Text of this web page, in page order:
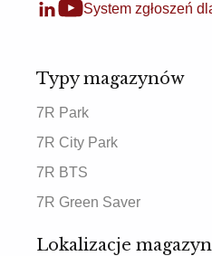
System zgłoszeń
Typy magazynów
7R Park
7R City Park
7R BTS
7R Green Saver
Lokalizacje